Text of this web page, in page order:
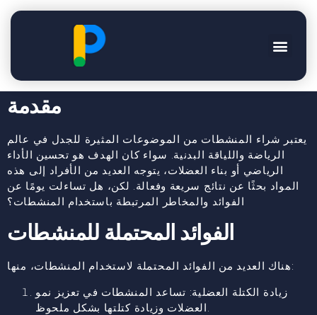
شراء المنشطات: بين الفوائد
والمخاطر
مقدمة
يعتبر شراء المنشطات من الموضوعات المثيرة للجدل في عالم
الرياضة واللياقة البدنية. سواء كان الهدف هو تحسين الأداء
الرياضي أو بناء العضلات، يتوجه العديد من الأفراد إلى هذه
المواد بحثًا عن نتائج سريعة وفعالة. لكن، هل تساءلت يومًا عن
الفوائد والمخاطر المرتبطة باستخدام المنشطات؟
الفوائد المحتملة للمنشطات
هناك العديد من الفوائد المحتملة لاستخدام المنشطات، منها:
زيادة الكتلة العضلية: تساعد المنشطات في تعزيز نمو
العضلات وزيادة كتلتها بشكل ملحوظ.